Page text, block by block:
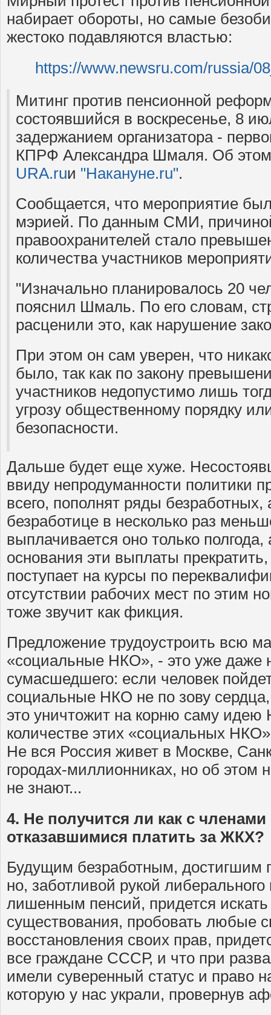
набирает обороты, но самые
жестоко подавляются властью:
https://www.newsru.com/russia/
Митинг против пенсионной
состоявшийся в воскресенье, 8
задержанием организатора -
КПРФ Александра Шмаля. Об
URA.ruи "Накануне.ru".
Сообщается, что мероприятие
мэрией. По данным СМИ,
правоохранителей стало
количества участников
"Изначально планировалось 20
пояснил Шмаль. По его словам,
расценили это, как нарушение
При этом он сам уверен, что
было, так как по закону
участников недопустимо лишь
угрозу общественному порядку
безопасности.
Дальше будет еще хуже.
ввиду непродуманности политики
всего, пополнят ряды безработных,
безработице в несколько раз
выплачивается оно только
основания эти выплаты
поступает на курсы по
отсутствии рабочих мест по этим
тоже звучит как фикция.
Предложение трудоустроить всю
«социальные НКО», - это уже даже
сумасшедшего: если человек
социальные НКО не по зову
это уничтожит на корню саму
количестве этих «социальных
Не вся Россия живет в Москве,
городах-миллионниках, но об
не знают...
4. Не получится ли как с
отказавшимися платить за ЖКХ?
Будущим безработным, достигшим
но, заботливой рукой
лишенным пенсий, придется
существования, пробовать любые
восстановления своих прав,
все граждане СССР, и что при
имели суверенный статус и право
которую у нас украли, провернув